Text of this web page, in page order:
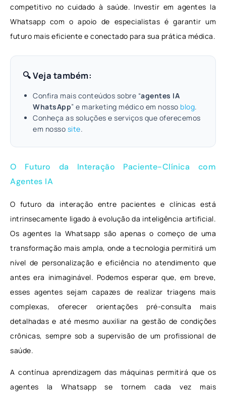
competitivo no cuidado à saúde. Investir em agentes Ia
Whatsapp com o apoio de especialistas é garantir um
futuro mais eficiente e conectado para sua prática médica.
🔍 Veja também:
Confira mais conteúdos sobre “agentes IA
WhatsApp” e marketing médico em nosso blog.
Conheça as soluções e serviços que oferecemos
em nosso site.
O Futuro da Interação Paciente-Clínica com
Agentes IA
O futuro da interação entre pacientes e clínicas está
intrinsecamente ligado à evolução da inteligência artificial.
Os agentes Ia Whatsapp são apenas o começo de uma
transformação mais ampla, onde a tecnologia permitirá um
nível de personalização e eficiência no atendimento que
antes era inimaginável. Podemos esperar que, em breve,
esses agentes sejam capazes de realizar triagens mais
complexas, oferecer orientações pré-consulta mais
detalhadas e até mesmo auxiliar na gestão de condições
crônicas, sempre sob a supervisão de um profissional de
saúde.
A contínua aprendizagem das máquinas permitirá que os
agentes Ia Whatsapp se tornem cada vez mais